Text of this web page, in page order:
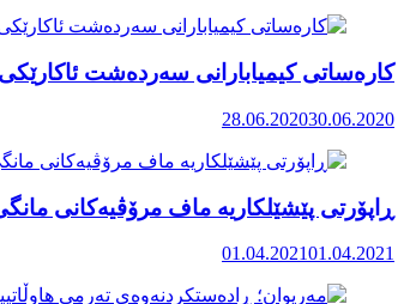
کارەساتی کیمیابارانی سەردەشت ئاکارێکی
28.06.202030.06.2020
ڕاپۆرتی پێشێلکاریە ماف مرۆڤیەکانی مانگی مارسی ٢٠٢١
01.04.202101.04.2021